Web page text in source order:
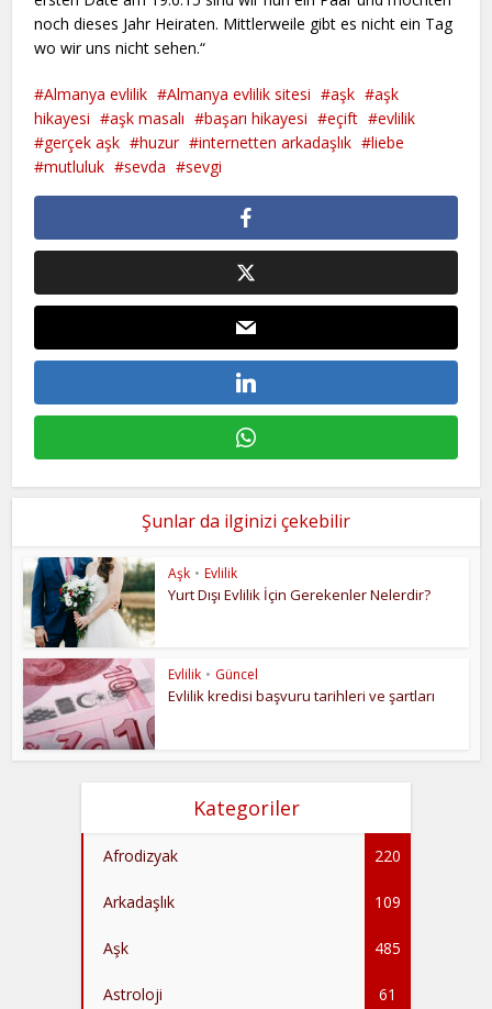
noch dieses Jahr Heiraten. Mittlerweile gibt es nicht ein Tag
wo wir uns nicht sehen.“
Almanya evlilik Almanya evlilik sitesi aşk
aşk
hikayesi
aşk masalı başarı hikayesi eçift
evlilik
gerçek aşk
huzur internetten arkadaşlık
liebe
mutluluk
sevda sevgi
Şunlar da ilginizi çekebilir
Aşk • Evlilik
Yurt Dışı Evlilik İçin Gerekenler Nelerdir?
Evlilik • Güncel
Evlilik kredisi başvuru tarihleri ve şartları
Kategoriler
Afrodizyak 220
Arkadaşlık 109
Aşk 485
Astroloji 61